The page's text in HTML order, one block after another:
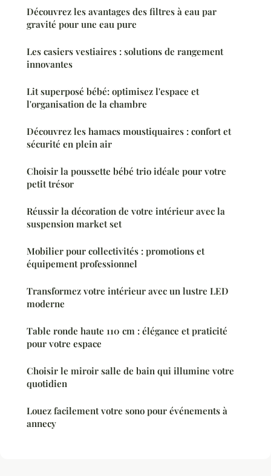
Découvrez les avantages des filtres à eau par
gravité pour une eau pure
Les casiers vestiaires : solutions de rangement
innovantes
Lit superposé bébé: optimisez l'espace et
l'organisation de la chambre
Découvrez les hamacs moustiquaires : confort et
sécurité en plein air
Choisir la poussette bébé trio idéale pour votre
petit trésor
Réussir la décoration de votre intérieur avec la
suspension market set
Mobilier pour collectivités : promotions et
équipement professionnel
Transformez votre intérieur avec un lustre LED
moderne
Table ronde haute 110 cm : élégance et praticité
pour votre espace
Choisir le miroir salle de bain qui illumine votre
quotidien
Louez facilement votre sono pour événements à
annecy